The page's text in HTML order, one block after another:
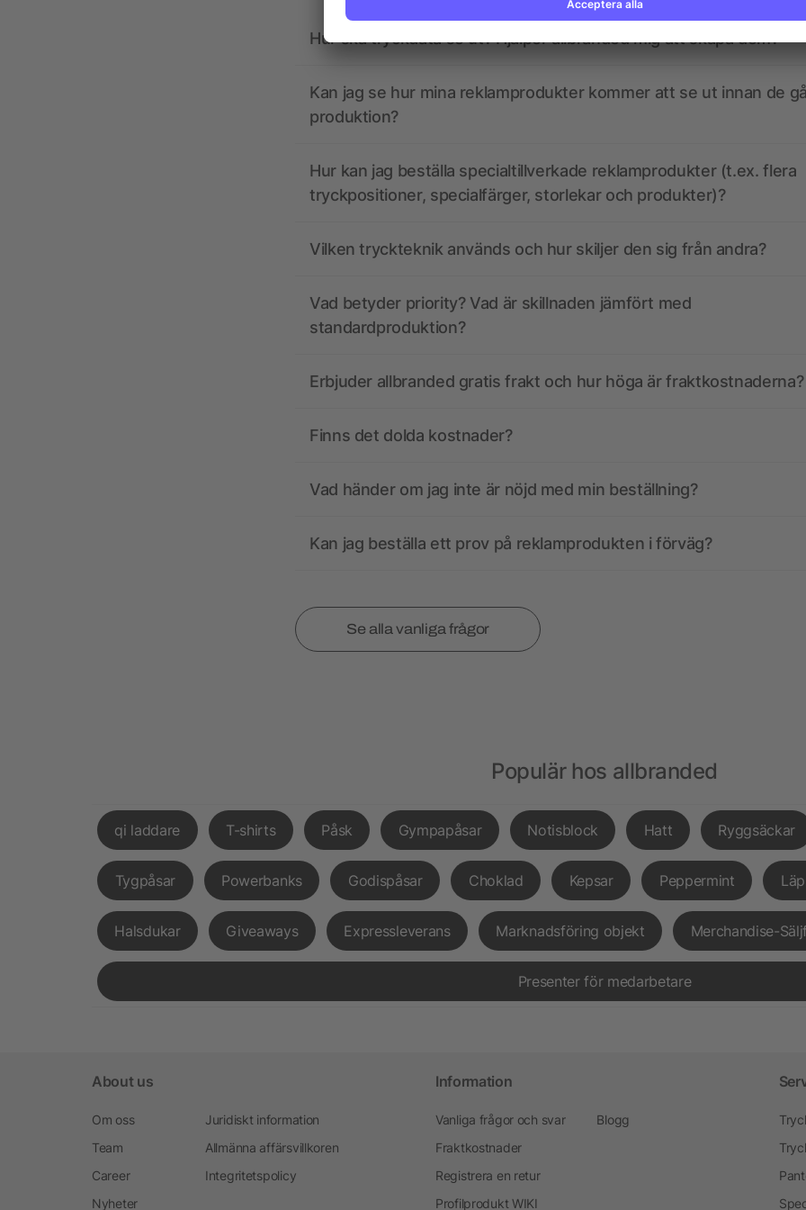
Hur ska tryckdata se ut? Hjälper allbranded mig att skapa dem?
Kan jag se hur mina reklamprodukter kommer att se ut innan de
produktion?
Hur kan jag beställa specialtillverkade reklamprodukter (t.ex. flera
tryckpositioner, specialfärger, storlekar och produkter)?
Vilken tryckteknik används och hur skiljer den sig från andra?
Vad betyder priority? Vad är skillnaden jämfört med
standardproduktion?
Erbjuder allbranded gratis frakt och hur höga är fraktkostnaderna?
Finns det dolda kostnader?
Vad händer om jag inte är nöjd med min beställning?
Kan jag beställa ett prov på reklamprodukten i förväg?
Se alla vanliga frågor
Populär hos allbranded
qi laddare T-shirts Påsk Gympapåsar Notisblock Hatt Ryggsäckar
Tygpåsar Powerbanks Godispåsar Choklad Kepsar Peppermint
Halsdukar Giveaways Expressleverans Marknadsföring objekt Merchandise-
Presenter för medarbetare
About us
Om oss
Team
Career
Nyheter
Juridiskt information
Allmänna affärsvillkoren
Integritetspolicy
Information
Vanliga frågor och svar
Fraktkostnader
Registrera en retur
Profilprodukt WIKI
Blogg